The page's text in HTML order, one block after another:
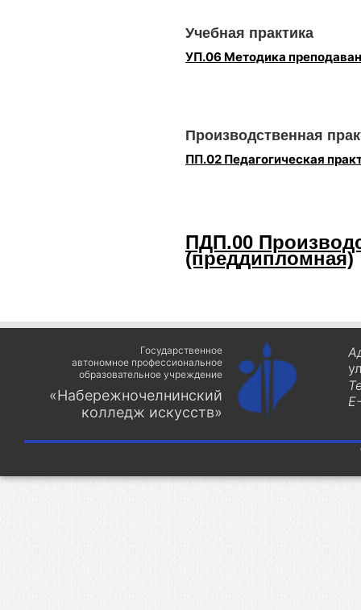
Учебная практика
УП.06 Методика
Производственная
ПП.02 Педагогическая
ПДП.00
(преддипломная)
Государственное
автономное профессиональное
образовательное учреждение
«Набережночелнинский
колледж искусств»